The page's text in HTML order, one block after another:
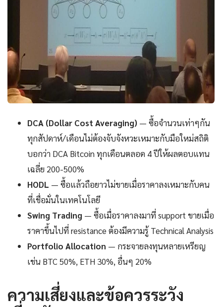
DCA (Dollar Cost Averaging) — ซื้อจำนวนเท่าๆกัน
ทุกสัปดาห์/เดือนไม่ต้องจับจังหวะเหมาะกับมือใหม่สถิติ
บอกว่า DCA Bitcoin ทุกเดือนตลอด 4 ปีให้ผลตอบแทน
เฉลี่ย 200-500%
HODL — ซื้อแล้วถือยาวไม่ขายเมื่อราคาลงเหมาะกับคน
ที่เชื่อมั่นในเทคโนโลยี
Swing Trading — ซื้อเมื่อราคาลงมาที่ support ขายเมื่อ
ราคาขึ้นไปที่ resistance ต้องมีความรู้ Technical Analysis
Portfolio Allocation — กระจายลงทุนหลายเหรียญ
เช่น BTC 50%, ETH 30%, อื่นๆ 20%
ความเสี่ยงและข้อควรระวัง